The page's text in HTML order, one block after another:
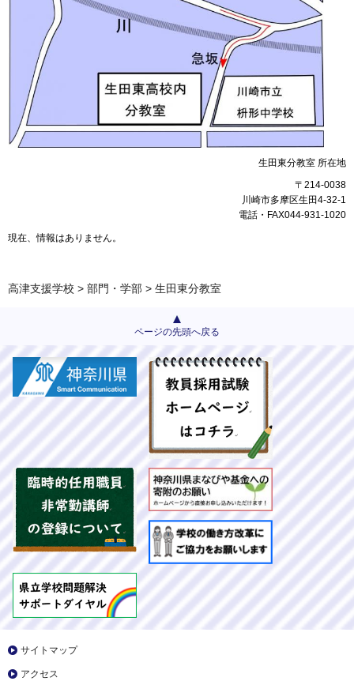
生田東分教室 所在地
〒214-0038
川崎市多摩区生田4-32-1
電話・FAX044-931-1020
現在、情報はありません。
高津支援学校 > 部門・学部 > 生田東分教室
ページの先頭へ戻る
サイトマップ
アクセス